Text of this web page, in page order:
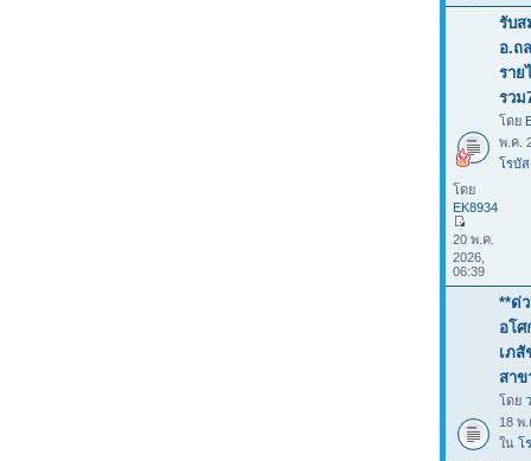
รับส
อ.ถ
ราย
รวม
โดย
พ.ค.
โรบั
โดย
EK8934
20 พ.ค.
2026,
06:39
**ด่
อโ
เภสั
สาข
โดย
18 พ
ใน โ